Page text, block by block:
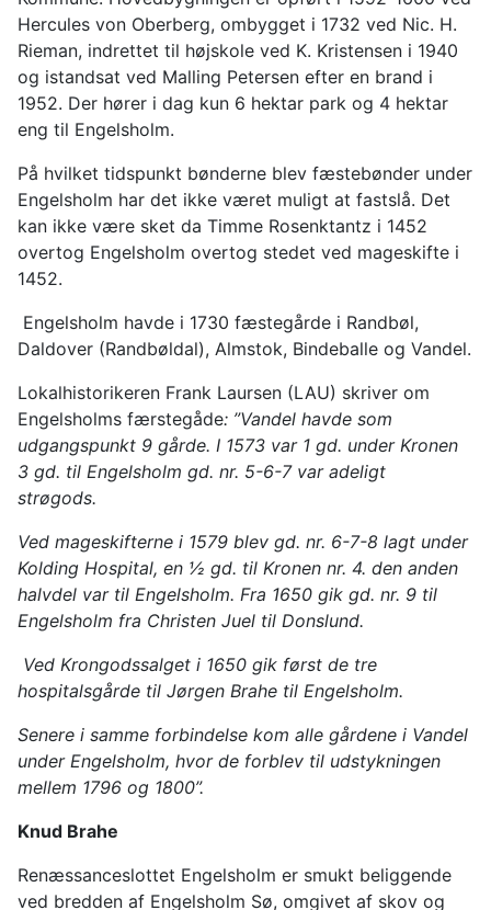
Hercules von Oberberg, ombygget i 1732 ved Nic. H.
Rieman, indrettet til højskole ved K. Kristensen i 1940
og istandsat ved Malling Petersen efter en brand i
1952. Der hører i dag kun 6 hektar park og 4 hektar
eng til Engelsholm.
På hvilket tidspunkt bønderne blev fæstebønder under
Engelsholm har det ikke været muligt at fastslå. Det
kan ikke være sket da Timme Rosenktantz i 1452
overtog Engelsholm overtog stedet ved mageskifte i
1452.
Engelsholm havde i 1730 fæstegårde i Randbøl,
Daldover (Randbøldal), Almstok, Bindeballe og Vandel.
Lokalhistorikeren Frank Laursen (LAU) skriver om
Engelsholms færstegåde: ”Vandel havde som
udgangspunkt 9 gårde. I 1573 var 1 gd. under Kronen
3 gd. til Engelsholm gd. nr. 5-6-7 var adeligt
strøgods.
Ved mageskifterne i 1579 blev gd. nr. 6-7-8 lagt under
Kolding Hospital, en ½ gd. til Kronen nr. 4. den anden
halvdel var til Engelsholm. Fra 1650 gik gd. nr. 9 til
Engelsholm fra Christen Juel til Donslund.
Ved Krongodssalget i 1650 gik først de tre
hospitalsgårde til Jørgen Brahe til Engelsholm.
Senere i samme forbindelse kom alle gårdene i Vandel
under Engelsholm, hvor de forblev til udstykningen
mellem 1796 og 1800”.
Knud Brahe
Renæssanceslottet Engelsholm er smukt beliggende
ved bredden af Engelsholm Sø, omgivet af skov og